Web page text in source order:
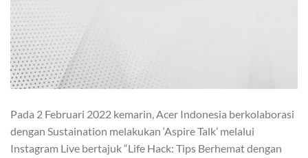
Pada 2 Februari 2022 kemarin, Acer Indonesia berkolaborasi
dengan Sustaination melakukan ‘Aspire Talk’ melalui
Instagram Live bertajuk “Life Hack: Tips Berhemat dengan